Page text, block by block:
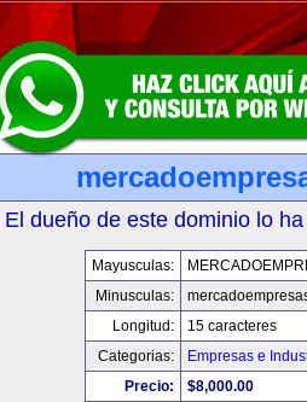
El dueño de este dominio lo
Mayusculas:
Minusculas:
Longitud:
15 caracteres
Categorias:
Empresas e
Precio:
$8,000.00